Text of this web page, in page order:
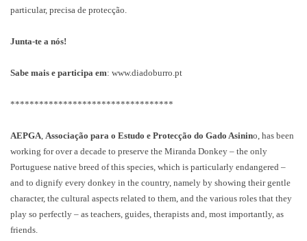
particular, precisa de protecção.
Junta-te a nós!
Sabe mais e participa em: www.diadoburro.pt
**********************************
AEPGA, Associação para o Estudo e Protecção do Gado Asinino, has been
working for over a decade to preserve the Miranda Donkey – the only
Portuguese native breed of this species, which is particularly endangered –
and to dignify every donkey in the country, namely by showing their gentle
character, the cultural aspects related to them, and the various roles that they
play so perfectly – as teachers, guides, therapists and, most importantly, as
friends.